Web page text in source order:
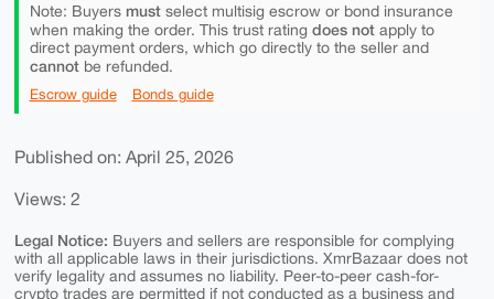
Note: Buyers mustselect multisig escrow or bond insurance
when making the order. This trust rating does notapply to
direct payment orders, which go directly to the seller and
cannotbe refunded.
Escrow guide Bonds guide
Published on: April 25, 2026
Views: 2
Legal Notice: Buyers and sellers are responsible for complying
with all applicable laws in their jurisdictions. XmrBazaar does not
verify legality and assumes no liability. Peer-to-peer cash-for-
crypto trades are permitted if not conducted as a business and